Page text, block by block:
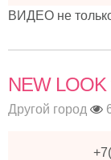
ВИДЕО не
NEW LOOK
Другой город